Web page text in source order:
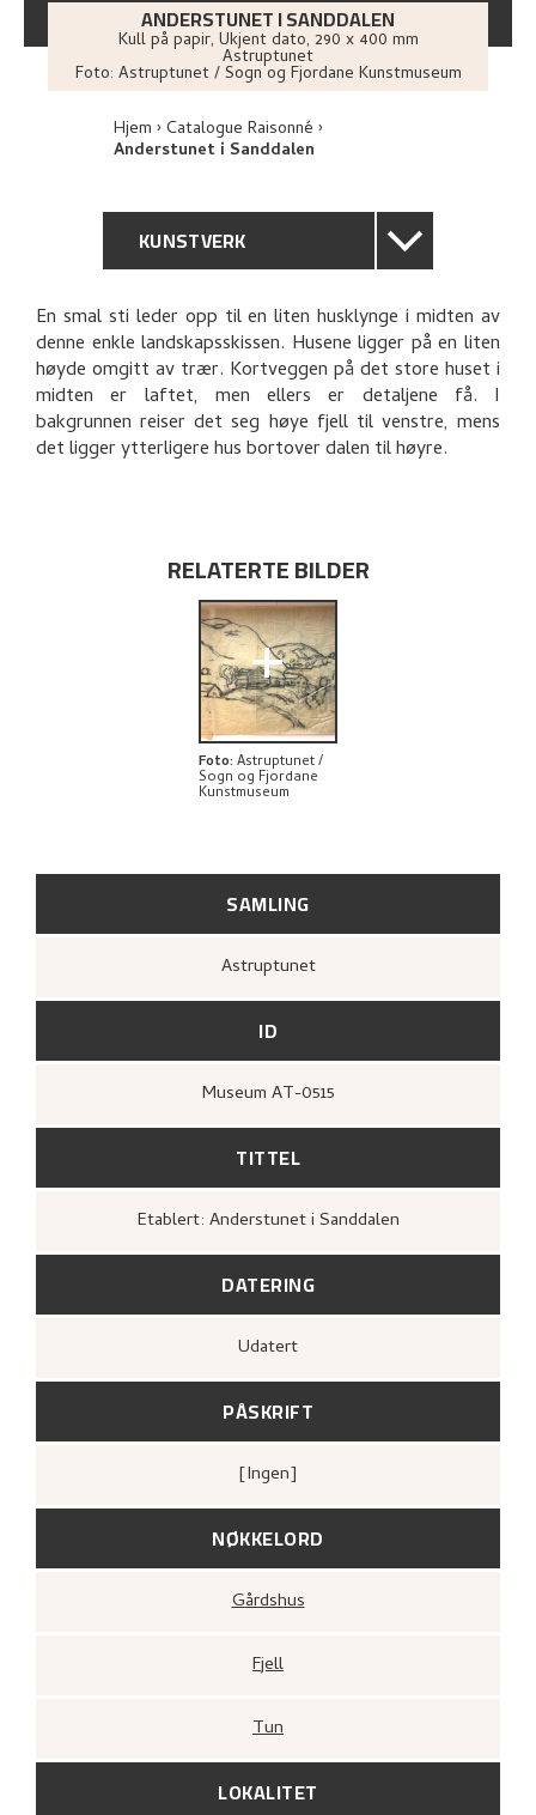
ANDERSTUNET I SANDDALEN
Kull på papir, Ukjent dato, 290 x 400 mm
Astruptunet
Foto: Astruptunet / Sogn og Fjordane Kunstmuseum
Hjem Catalogue Raisonné
Anderstunet i Sanddalen
KUNSTVERK
GENERELL BESKRIVELSE
TEKNISK INFORMASJON
PROVENIENS
SAMLING
Astruptunet
ID
Museum AT-0515
TITTEL
Etablert: Anderstunet i Sanddalen
DATERING
Udatert
PÅSKRIFT
[ingen]
En smal sti leder opp til en liten husklynge i midten av
denne enkle landskapsskissen. Husene ligger på en liten
høyde omgitt av trær. Kortveggen på det store huset i
midten er laftet, men ellers er detaljene få. I
bakgrunnen reiser det seg høye fjell til venstre, mens
det ligger ytterligere hus bortover dalen til høyre.
RELATERTE BILDER
+
Foto: Astruptunet /
Sogn og Fjordane
Kunstmuseum
NØKKELORD
Gårdshus
Fjell
Tun
LOKALITET